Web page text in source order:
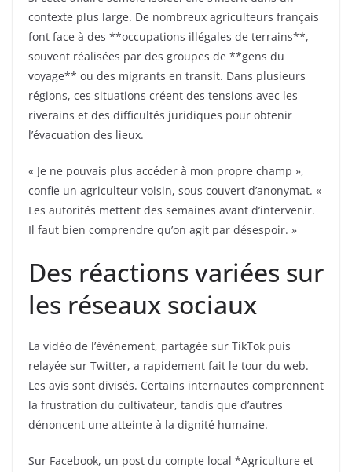
contexte plus large. De nombreux agriculteurs français
font face à des **occupations illégales de terrains**,
souvent réalisées par des groupes de **gens du
voyage** ou des migrants en transit. Dans plusieurs
régions, ces situations créent des tensions avec les
riverains et des difficultés juridiques pour obtenir
l’évacuation des lieux.
« Je ne pouvais plus accéder à mon propre champ »,
confie un agriculteur voisin, sous couvert d’anonymat. «
Les autorités mettent des semaines avant d’intervenir.
Il faut bien comprendre qu’on agit par désespoir. »
Des réactions variées sur
les réseaux sociaux
La vidéo de l’événement, partagée sur TikTok puis
relayée sur Twitter, a rapidement fait le tour du web.
Les avis sont divisés. Certains internautes comprennent
la frustration du cultivateur, tandis que d’autres
dénoncent une atteinte à la dignité humaine.
Sur Facebook, un post du compte local *Agriculture et